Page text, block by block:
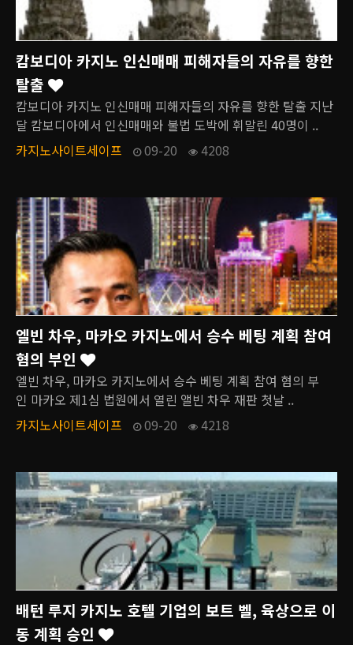
캄보디아 카지노 인신매매 피해자들의 자유를 향한
탈출
캄보디아 카지노 인신매매 피해자들의 자유를 향한 탈출 지난
달 캄보디아에서 인신매매와 불법 도박에 휘말린 40명이 ..
카지노사이트세이프
09-20 4208
엘빈 차우, 마카오 카지노에서 승수 베팅 계획 참여
혐의 부인
엘빈 차우, 마카오 카지노에서 승수 베팅 계획 참여 혐의 부
인 마카오 제1심 법원에서 열린 앨빈 차우 재판 첫날 ..
카지노사이트세이프
09-20 4218
배턴 루지 카지노 호텔 기업의 보트 벨, 육상으로 이
동 계획 승인